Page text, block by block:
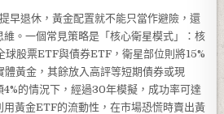
早退休，黃金配置就不能只當作避險，還
。一個常見策略是「核心衛星模式」：核
球股票ETF與債券ETF，衛星部位則將15%
黃金，其餘放入高評等短期債券或現
的情況下，經過30年模擬，成功率可達
黃金ETF的流動性，在市場恐慌時賣出黃